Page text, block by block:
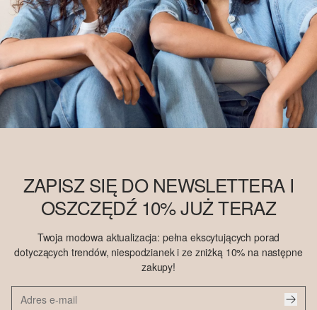
ZAPISZ SIĘ DO NEWSLETTERA I
OSZCZĘDŹ 10% JUŻ TERAZ
Twoja modowa aktualizacja: pełna ekscytujących porad
dotyczących trendów, niespodzianek i ze zniżką 10% na następne
zakupy!